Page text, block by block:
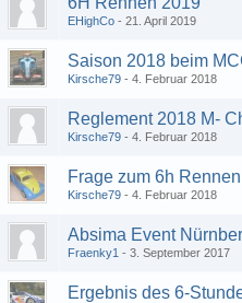
EHighCo 21. April 2019
Saison 2018 beim
Kirsche79 4. Februar 2018
Reglement 2018 M-
Kirsche79 4. Februar 2018
Frage zum 6h Rennen
Kirsche79 4. Februar 2018
Absima Event
Fraenky1 3. September 2017
Ergebnis des 6-